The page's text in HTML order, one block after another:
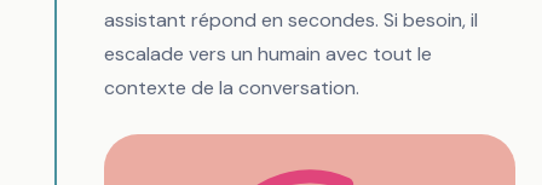
assistant répond en secondes. Si besoin, il
escalade vers un humain avec tout le
contexte de la conversation.